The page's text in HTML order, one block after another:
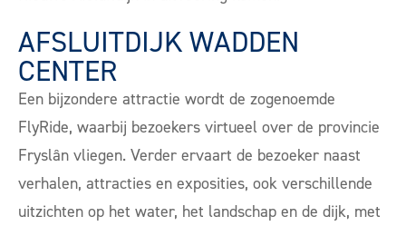
AFSLUITDIJK WADDEN
CENTER
Een bijzondere attractie wordt de zogenoemde
FlyRide, waarbij bezoekers virtueel over de provincie
Fryslân vliegen. Verder ervaart de bezoeker naast
verhalen, attracties en exposities, ook verschillende
uitzichten op het water, het landschap en de dijk, met